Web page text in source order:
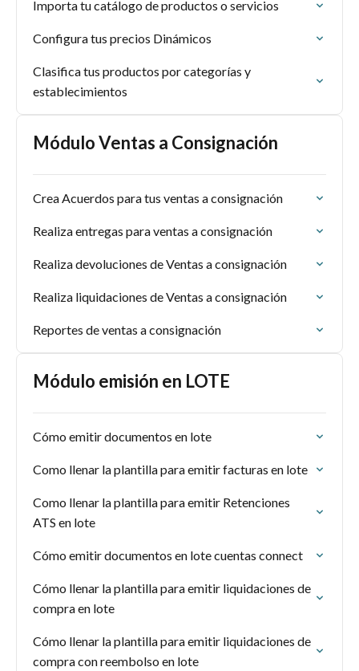
Importa tu catálogo de productos o servicios
Configura tus precios Dinámicos
Clasifica tus productos por categorías y
establecimientos
Módulo Ventas a Consignación
Crea Acuerdos para tus ventas a consignación
Realiza entregas para ventas a consignación
Realiza devoluciones de Ventas a consignación
Realiza liquidaciones de Ventas a consignación
Reportes de ventas a consignación
Módulo emisión en LOTE
Cómo emitir documentos en lote
Como llenar la plantilla para emitir facturas en lote
Como llenar la plantilla para emitir Retenciones
ATS en lote
Cómo emitir documentos en lote cuentas connect
Cómo llenar la plantilla para emitir liquidaciones de
compra en lote
Cómo llenar la plantilla para emitir liquidaciones de
compra con reembolso en lote